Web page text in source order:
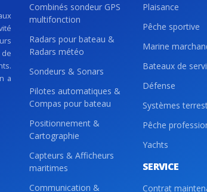
a
Combinés sondeur GPS
multifonction
Radars pour bateau &
Radars météo
Sondeurs & Sonars
Pilotes automatiques &
Compas pour bateau
Positionnement &
Cartographie
Capteurs & Afficheurs
maritimes
Communication &
Plaisance
Pêche sportive
Marine
Bateaux de
Défense
Systèmes
Pêche
Yachts
SERVICE
Contrat